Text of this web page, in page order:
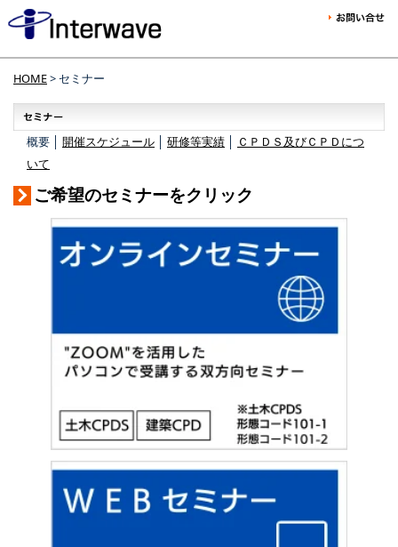
HOME> セミナー
概要 │ 開催スケジュール 研修等実績
ＣＰＤＳ及びＣＰＤにつ
いて
ご希望のセミナーをクリック